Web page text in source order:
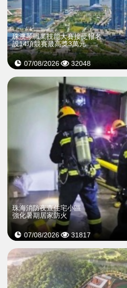
珠澳琴職業技能大賽接受報名
設14項競賽最高獎3萬元
07/08/2026 32048
珠海消防夜查住宅小區
強化暑期居家防火
07/08/2026 31817